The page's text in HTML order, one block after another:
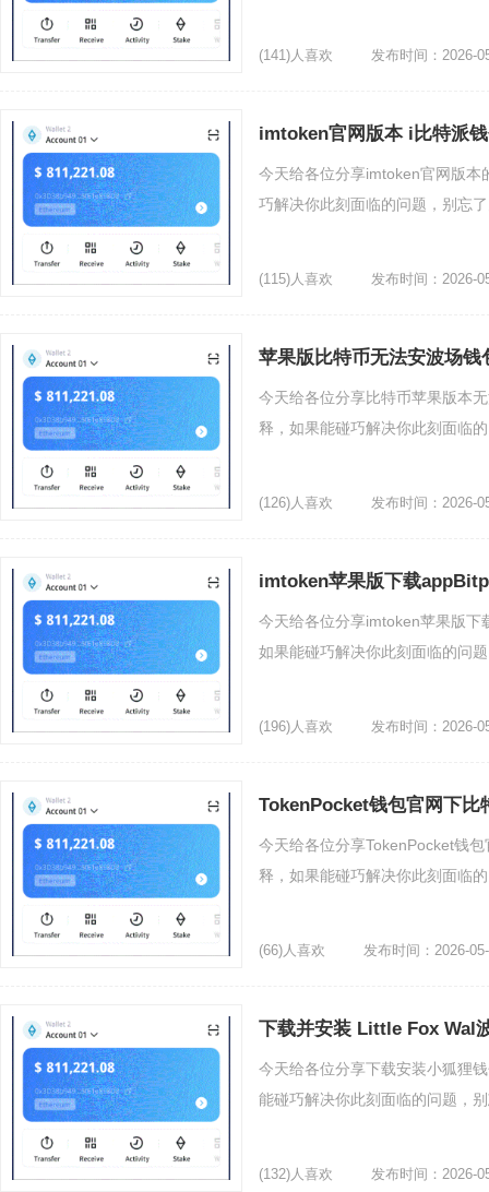
(141)人喜欢 发布时间：2026-
imtoken官网版本 i比特派
今天给各位分享imtoken官网版本
巧解决你此刻面临的问题，别忘
(115)人喜欢 发布时间：2026-
苹果版比特币无法安波场钱
今天给各位分享比特币苹果版本
释，如果能碰巧解决你此刻面临
(126)人喜欢 发布时间：2026-
imtoken苹果版下载
今天给各位分享imtoken苹果版
如果能碰巧解决你此刻面临的问
(196)人喜欢 发布时间：2026-
TokenPocket钱包官网下比
今天给各位分享TokenPocket钱
释，如果能碰巧解决你此刻面临
(66)人喜欢 发布时间：2026-
下载并安装 Little Fox Wal
今天给各位分享下载安装小狐狸
能碰巧解决你此刻面临的问题，
(132)人喜欢 发布时间：2026-